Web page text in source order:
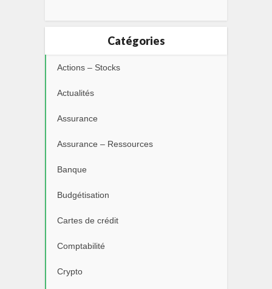
Catégories
Actions – Stocks
Actualités
Assurance
Assurance – Ressources
Banque
Budgétisation
Cartes de crédit
Comptabilité
Crypto